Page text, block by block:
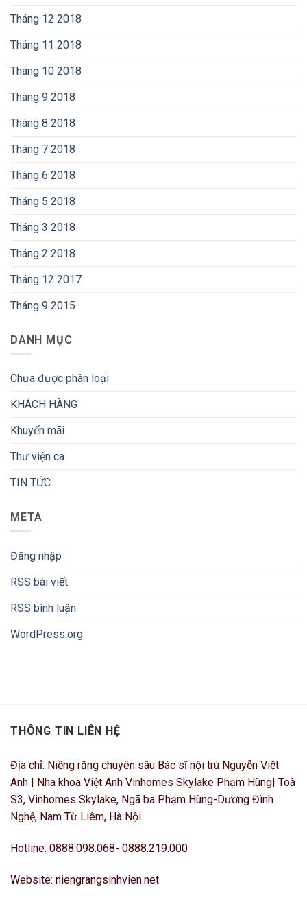
Tháng 12 2018
Tháng 11 2018
Tháng 10 2018
Tháng 9 2018
Tháng 8 2018
Tháng 7 2018
Tháng 6 2018
Tháng 5 2018
Tháng 3 2018
Tháng 2 2018
Tháng 12 2017
Tháng 9 2015
DANH MỤC
Chưa được phân loại
KHÁCH HÀNG
Khuyến mãi
Thư viện ca
TIN TỨC
META
Đăng nhập
RSS bài viết
RSS bình luận
WordPress.org
THÔNG TIN LIÊN HỆ
Địa chỉ: Niềng răng chuyên sâu Bác sĩ nội trú Nguyễn Việt
Anh | Nha khoa Việt Anh Vinhomes Skylake Phạm Hùng| Toà
S3, Vinhomes Skylake, Ngã ba Phạm Hùng-Dương Đình
Nghệ, Nam Từ Liêm, Hà Nội
Hotline: 0888.098.068- 0888.219.000
Website: niengrangsinhvien.net